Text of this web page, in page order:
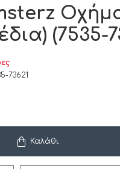
(7535-
73621
Καλάθι